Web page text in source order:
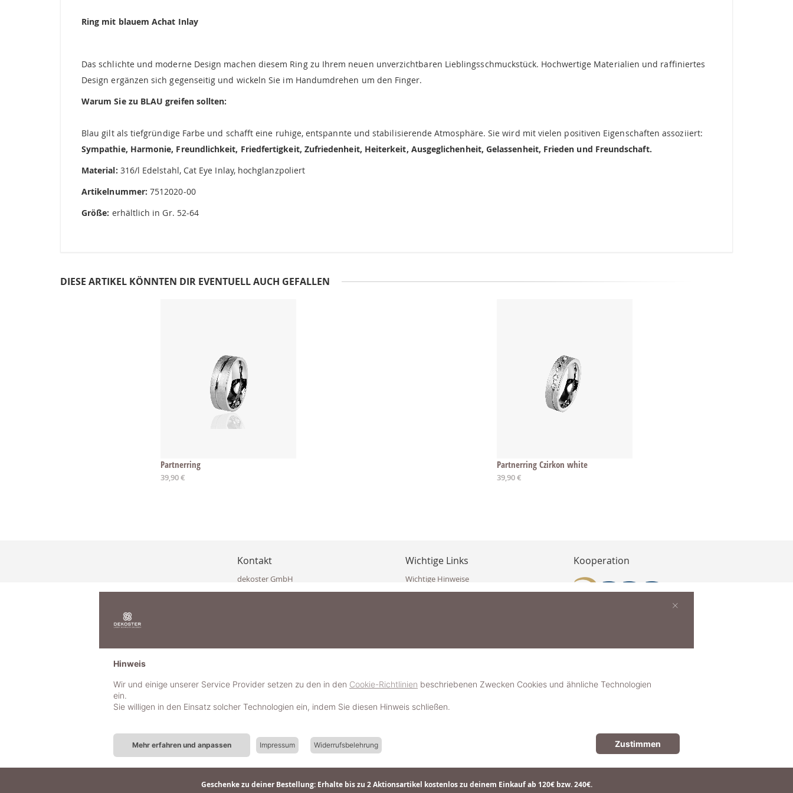
Geschenke zu deiner Bestellung: Erhalte bis zu 2 Aktionsartikel kostenlos zu deinem Einkauf ab 120€ bzw. 240€.
Ring mit blauem Achat Inlay
Das schlichte und moderne Design machen diesem Ring zu Ihrem neuen unverzichtbaren Lieblingsschmuckstück. Hochwertige Materialien und raffiniertes
Design ergänzen sich gegenseitig und wickeln Sie im Handumdrehen um den Finger.
Warum Sie zu BLAU greifen sollten:
Blau gilt als tiefgründige Farbe und schafft eine ruhige, entspannte und stabilisierende Atmosphäre. Sie wird mit vielen positiven Eigenschaften assoziiert:
Sympathie, Harmonie, Freundlichkeit, Friedfertigkeit, Zufriedenheit, Heiterkeit, Ausgeglichenheit, Gelassenheit, Frieden und Freundschaft.
Material: 316/l Edelstahl, Cat Eye Inlay, hochglanzpoliert
Artikelnummer:7512020-00
Größe: erhältlich in Gr. 52-64
DIESE ARTIKEL KÖNNTEN DIR EVENTUELL AUCH GEFALLEN
Partnerring
39,90 €
Partnerring Czirkon white
39,90 €
Kontakt
dekoster GmbH
Eisenkappler Str. 10
+43 677 623 47 410 (WhatsApp)
Wichtige Links
Wichtige Hinweise
Häufig gestellte Fragen (FAQ)
Schmuckerlebnis / Schmuckparty buchen
Schmuck- & Styleguide werden
Kooperation
© 2018-2025 dekoster GmbH
Hinweis
Wir und einige unserer Service Provider setzen zu den in den Cookie-Richtlinien beschriebenen Zwecken Cookies und ähnliche Technologien
ein.
Sie willigen in den Einsatz solcher Technologien ein, indem Sie diesen Hinweis schließen.
Mehr erfahren und anpassen Impressum Widerrufsbelehrung Zustimmen
×